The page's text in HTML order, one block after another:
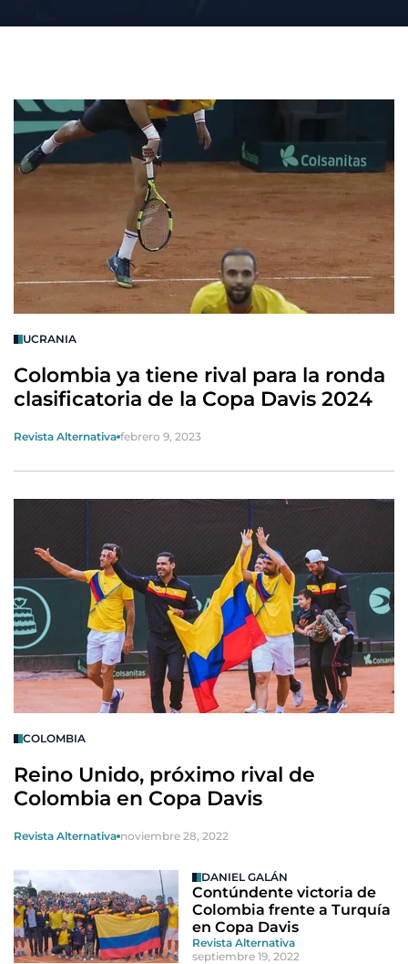
UCRANIA
Colombia ya tiene rival para la ronda
clasificatoria de la Copa Davis 2024
Revista Alternativa febrero 9, 2023
COLOMBIA
Reino Unido, próximo rival de
Colombia en Copa Davis
Revista Alternativa noviembre 28, 2022
DANIEL GALÁN
Contúndente victoria de
Colombia frente a Turquía
en Copa Davis
Revista Alternativa
septiembre 19, 2022